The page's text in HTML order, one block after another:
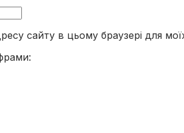
сайту в цьому браузері для